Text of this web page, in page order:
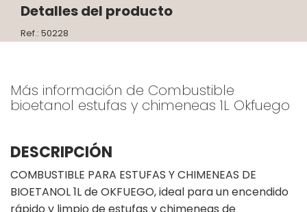
Detalles del producto
Ref.: 50228
Más información de Combustible
bioetanol estufas y chimeneas 1L Okfuego
DESCRIPCIÓN
COMBUSTIBLE PARA ESTUFAS Y CHIMENEAS DE
BIOETANOL 1L de OKFUEGO, ideal para un encendido